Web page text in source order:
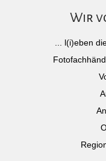
Wir
... l(i)eben